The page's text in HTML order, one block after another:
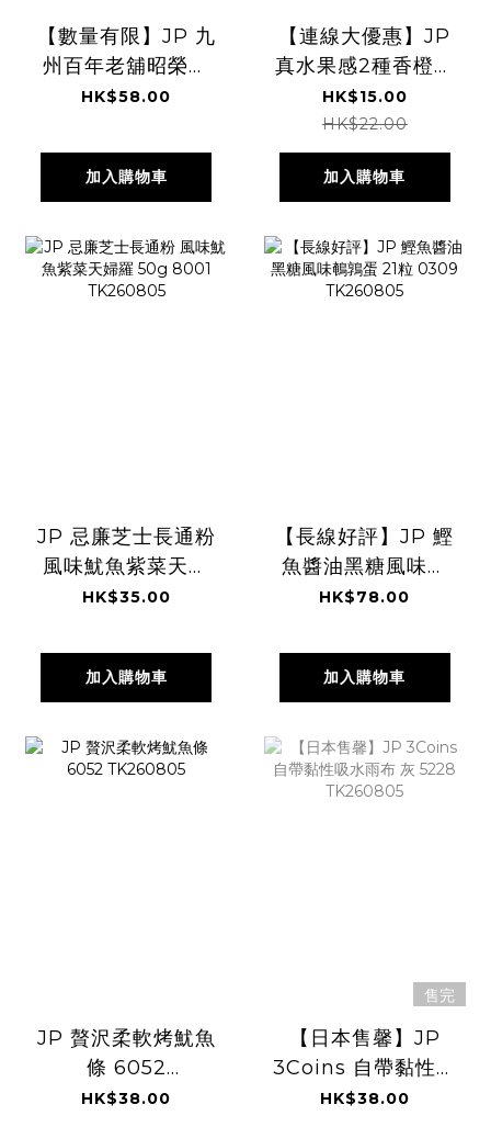
【數量有限】JP 九
州百年老舖昭榮堂
純牛油手工曲奇 黃
2443 TK260805
HK$58.00
加入購物車
【連線大優惠】JP
真水果感2種香橙檸
檬風味彈力軟糖
80g 5595
TK260805
HK$15.00
HK$22.00
加入購物車
JP 忌廉芝士長通粉
風味魷魚紫菜天婦
羅 50g 8001
HK$35.00
加入購物車
【長線好評】JP 鰹
魚醬油黑糖風味鵪
鶉蛋 21粒 0309
HK$78.00
加入購物車
JP 贅沢柔軟烤魷魚
條 6052
TK260805
HK$38.00
售完
【日本售馨】JP
3Coins 自帶黏性吸
水雨布 灰 5228
HK$38.00